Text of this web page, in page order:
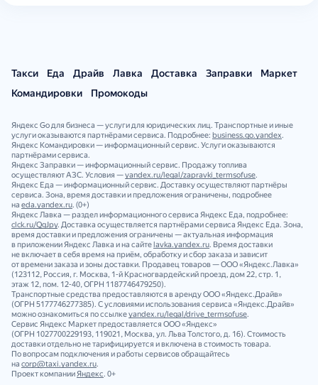
Такси Еда Драйв Лавка Доставка Заправки
Маркет
Командировки
Промокоды
Яндекс Go для бизнеса — услуги для юридических лиц. Транспортные и иные
услуги оказываются партнёрами сервиса. Подробнее: business.go.yandex.
Яндекс Командировки — информационный сервис. Услуги оказываются
партнёрами сервиса.
Яндекс Заправки — информационный сервис. Продажу топлива
осуществляют АЗС. Условия —yandex.ru/legal/zapravki_termsofuse.
Яндекс Еда — информационный сервис. Доставку осуществляют партнёры
сервиса. Зона, время доставки и предложения ограничены, подробнее
на eda.yandex.ru. (0+)
Яндекс Лавка — раздел информационного сервиса Яндекс Еда, подробнее:
clck.ru/QgJpy. Доставка осуществляется партнёрами сервиса Яндекс Еда. Зона,
время доставки и предложения ограничены — актуальная информация
в приложении Яндекс Лавка и на сайтеlavka.yandex.ru. Время доставки
не включает в себя время на приём, обработку и сбор заказа и зависит
от времени заказа и зоны доставки. Продавец товаров — ООО «Яндекс.Лавка»
(123112, Россия, г. Москва, 1‑й Красногвардейский проезд, дом 22, стр. 1,
этаж 12, пом. 12‑40, ОГРН 1187746479250).
Транспортные средства предоставляются в аренду ООО «Яндекс.Драйв»
(ОГРН 5177746277385). С условиями использования сервиса «Яндекс.Драйв»
можно ознакомиться по ссылкеyandex.ru/legal/drive_termsofuse.
Сервис Яндекс Маркет предоставляется ООО «Яндекс»
(ОГРН 1027700229193, 119021, Москва, ул. Льва Толстого, д. 16). Стоимость
доставки отдельно не тарифицируется и включена в стоимость товара.
По вопросам подключения и работы сервисов обращайтесь
на corp@taxi.yandex.ru.
Проект компании Яндекс. 0+